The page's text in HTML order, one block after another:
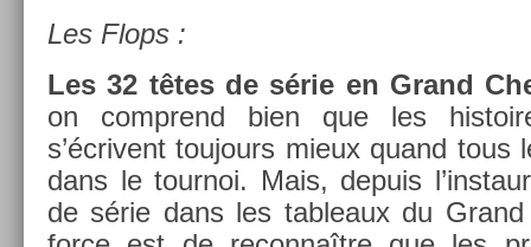
Les Flops :
Les 32 têtes de série en Grand
on com­prend bien que les
s’écrivent toujours mieux quand tous
dans le tour­noi. Mais, de­puis
de série dans les tab­leaux du